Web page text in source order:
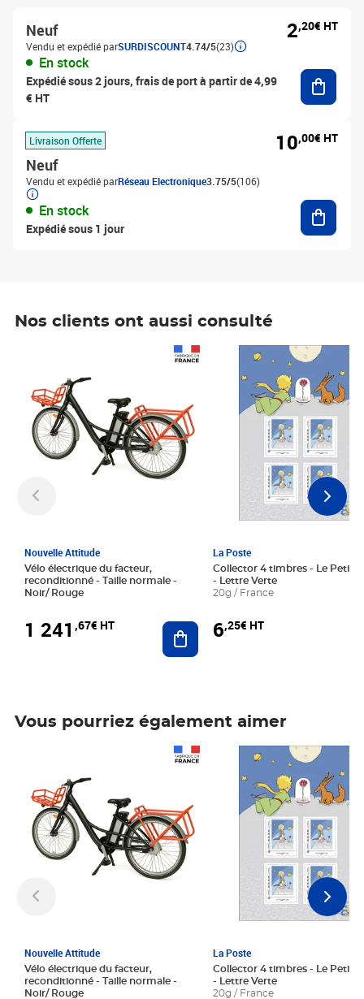
Neuf
Vendu et expédié parSURDISCOUNT4.74/5(23)
En stock
Expédié sous 2 jours, frais de port à partir de 4,99
€ HT
2,20€ HT
Livraison Offerte
Neuf
Vendu et expédié parRéseau Electronique3.75/5(106)
En stock
Expédié sous 1 jour
10,00€ HT
Nos clients ont aussi consulté
Nouvelle Attitude
Vélo électrique du facteur,
reconditionné - Taille normale -
Noir/ Rouge
1 241 ,67€ HT Ajouter au panier
La Poste
Collector 4 timbres - Le Petit
- Lettre Verte
20g / France
6,25€ HT
Prix 6,25€ HT
Vous pourriez également aimer
Nouvelle Attitude
Vélo électrique du facteur,
reconditionné - Taille normale -
Noir/ Rouge
La Poste
Collector 4 timbres - Le Petit
- Lettre Verte
20g / France
Prix 6,25€ HT